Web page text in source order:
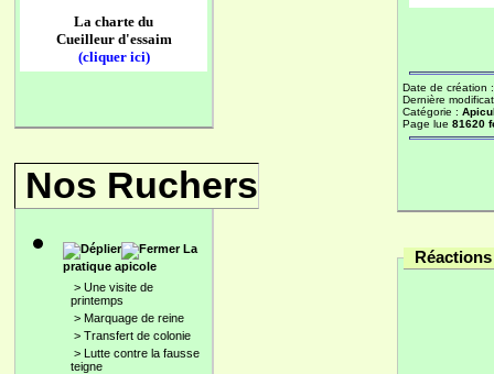
La charte du
Cueilleur d'essaim
(cliquer ici)
Nos Ruchers
La
pratique apicole
> Une visite de
printemps
> Marquage de reine
> Transfert de colonie
> Lutte contre la fausse
teigne
Date de création
Dernière
Catégorie :
Page lue 81620